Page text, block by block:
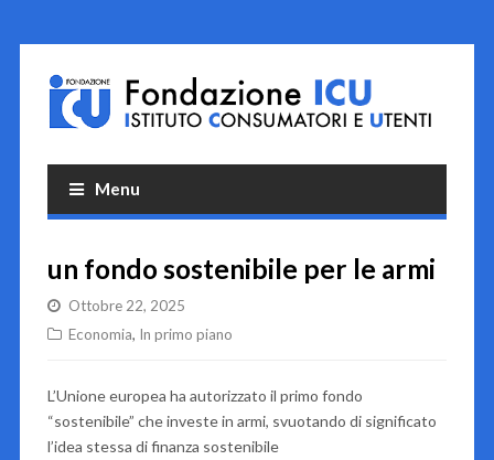
Menu
un fondo sostenibile per le armi
Ottobre 22, 2025
Economia, In primo piano
L’Unione europea ha autorizzato il primo fondo
“sostenibile” che investe in armi, svuotando di significato
l’idea stessa di finanza sostenibile